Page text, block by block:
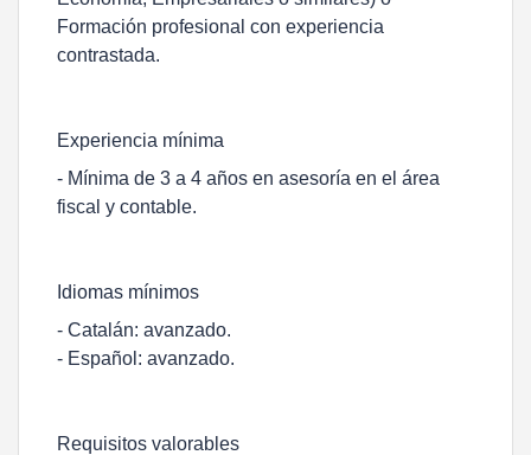
Formación profesional con experiencia
contrastada.
Experiencia mínima
- Mínima de 3 a 4 años en asesoría en el área
fiscal y contable.
Idiomas mínimos
- Catalán: avanzado.
- Español: avanzado.
Requisitos valorables